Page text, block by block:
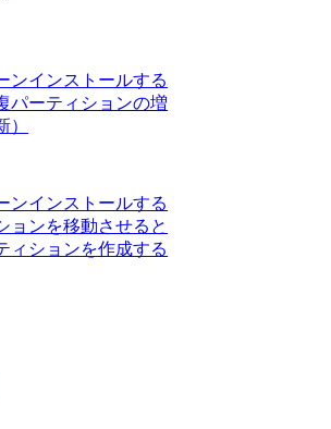
ンインストールする
パーティションの増
ンインストールする
ョンを移動させると
ィションを作成する